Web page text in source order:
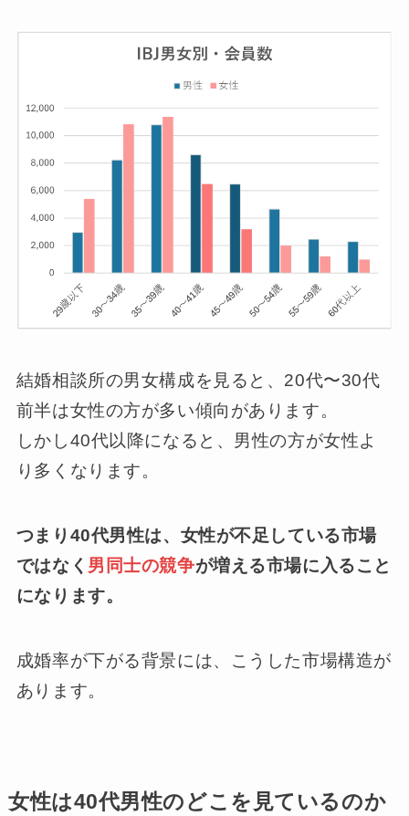
結婚相談所の男女構成を見ると、20代〜30代
前半は女性の方が多い傾向があります。
しかし40代以降になると、男性の方が女性よ
り多くなります。
つまり40代男性は、女性が不足している市場
ではなく 男同士の競争が増える市場に入ること
になります。
成婚率が下がる背景には、こうした市場構造が
あります。
女性は40代男性のどこを見ているのか